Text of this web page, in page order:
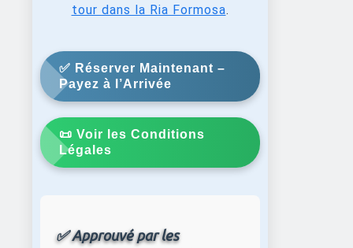
tour dans la Ria Formosa.
✅ Réserver Maintenant –
Payez à l’Arrivée
📜 Voir les Conditions
Légales
✅ Approuvé par les